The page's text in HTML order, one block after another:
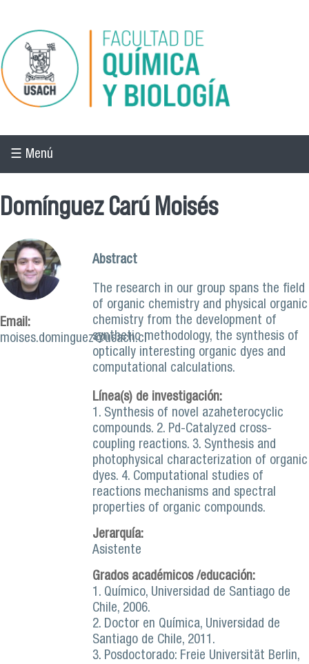
Pasar al contenido principal
☰ Menú
Domínguez Carú Moisés
Email:
moises.dominguez@usach.cl
Abstract
The research in our group spans the field
of organic chemistry and physical organic
chemistry from the development of
synthetic methodology, the synthesis of
optically interesting organic dyes and
computational calculations.
Línea(s) de investigación:
1. Synthesis of novel azaheterocyclic
compounds. 2. Pd-Catalyzed cross-
coupling reactions. 3. Synthesis and
photophysical characterization of organic
dyes. 4. Computational studies of
reactions mechanisms and spectral
properties of organic compounds.
Jerarquía:
Asistente
Grados académicos /educación:
1. Químico, Universidad de Santiago de
Chile, 2006.
2. Doctor en Química, Universidad de
Santiago de Chile, 2011.
3. Posdoctorado: Freie Universität Berlin,